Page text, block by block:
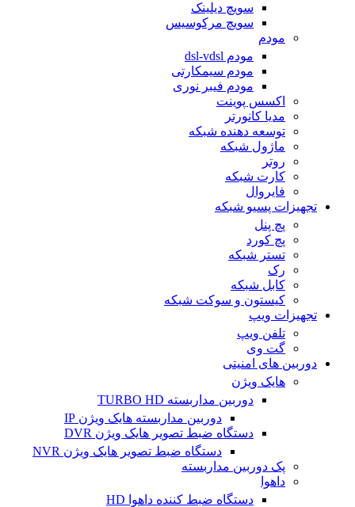
سویچ دیلینک
سویچ مرکوسیس
مودم
مودم dsl-vdsl
مودم سیمکارتی
مودم فیبر نوری
اکسس پوینت
مدیا کانورتر
توسعه دهنده شبکه
ماژول شبکه
روتر
کارت شبکه
فایروال
تجهیزات پسیو شبکه
پچ پنل
پچ کورد
تستر شبکه
رک
کابل شبکه
کیستون و سوکت شبکه
تجهیزات ویپ
تلفن ویپ
گت وی
دوربین های امنیتی
هایک ویژن
دوربین مداربسته TURBO HD
دوربین مداربسته هایک ویژن IP
دستگاه ضبط تصویر هایک ویژن DVR
دستگاه ضبط تصویر هایک ویژن NVR
پک دوربین مداربسته
داهوا
دستگاه ضبط کننده داهوا HD